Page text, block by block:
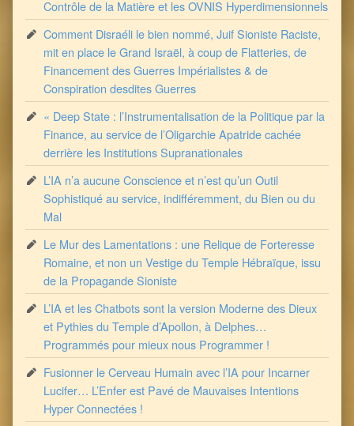
Contrôle de la Matière et les OVNIS Hyperdimensionnels
Comment Disraéli le bien nommé, Juif Sioniste Raciste,
mit en place le Grand Israël, à coup de Flatteries, de
Financement des Guerres Impérialistes & de
Conspiration desdites Guerres
« Deep State : l’Instrumentalisation de la Politique par la
Finance, au service de l’Oligarchie Apatride cachée
derrière les Institutions Supranationales
L’IA n’a aucune Conscience et n’est qu’un Outil
Sophistiqué au service, indifféremment, du Bien ou du
Mal
Le Mur des Lamentations : une Relique de Forteresse
Romaine, et non un Vestige du Temple Hébraïque, issu
de la Propagande Sioniste
L’IA et les Chatbots sont la version Moderne des Dieux
et Pythies du Temple d’Apollon, à Delphes…
Programmés pour mieux nous Programmer !
Fusionner le Cerveau Humain avec l’IA pour Incarner
Lucifer… L’Enfer est Pavé de Mauvaises Intentions
Hyper Connectées !